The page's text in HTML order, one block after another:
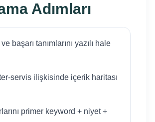
Adımları
başarı tanımlarını yazılı hale
servis ilişkisinde içerik haritası
primer keyword + niyet +